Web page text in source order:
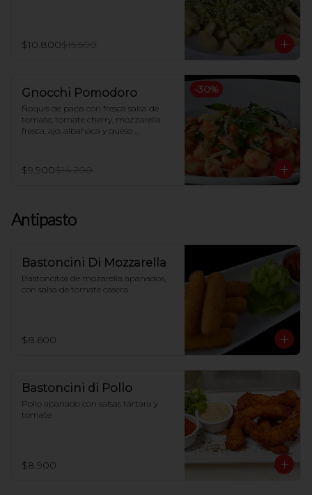
$10.800$15.500
-30%
Gnocchi Pomodoro
Ñoquis de papa con fresca salsa de
tomate, tomate cherry, mozzarella
fresca, ajo, albahaca y queso
$9.900$14.200
Antipasto
Bastoncini Di Mozzarella
Bastoncitos de mozarella apanados,
con salsa de tomate casera
$8.600
Bastoncini di Pollo
Pollo apanado con salsas tártara y
tomate
$8.900